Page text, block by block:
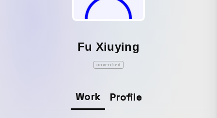
Fu Xiuying
unverified
Work Profile